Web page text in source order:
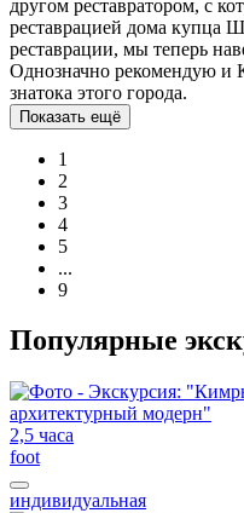
другом реставратором, с
реставрацией дома купца
реставрации, мы теперь
Однозначно рекомендую и
знатока этого города.
Показать ещё
1
2
3
4
5
...
9
Популярные
2,5 часа
foot
индивидуальная